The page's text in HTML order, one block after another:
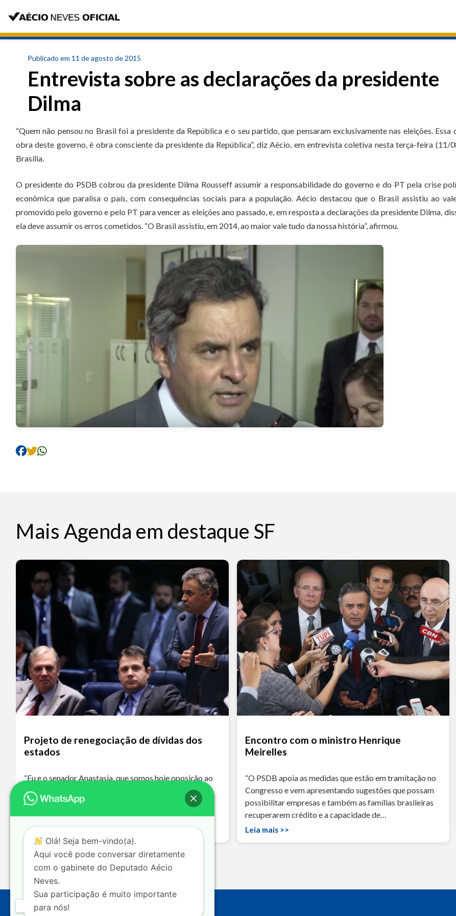
Publicado em 11 de agosto de 2015
Entrevista sobre as declarações da presidente
Dilma
“Quem não pensou no Brasil foi a presidente da República e o seu partido, que pensaram exclusivamente nas eleições. Essa
obra deste governo, é obra consciente da presidente da República”, diz Aécio, em entrevista coletiva nesta terça-feira (11/
Brasília.
O presidente do PSDB cobrou da presidente Dilma Rousseff assumir a responsabilidade do governo e do PT pela crise
econômica que paralisa o país, com consequências sociais para a população. Aécio destacou que o Brasil assistiu ao
promovido pelo governo e pelo PT para vencer as eleições ano passado, e, em resposta a declarações da presidente Dilma,
ela deve assumir os erros cometidos. “O Brasil assistiu, em 2014, ao maior vale tudo da nossa história”, afirmou.
Mais Agenda em destaque SF
Projeto de renegociação de dívidas dos
estados
“Eu e o senador Anastasia, que somos hoje oposição ao
governo de Minas Gerais, que é de um partido de
oposição ao nosso, o PT, votaremos a favor dessa
proposta…
Leia mais >>
Encontro com o ministro Henrique
Meirelles
“O PSDB apoia as medidas que estão em tramitação no
Congresso e vem apresentando sugestões que possam
possibilitar empresas e também as famílias brasileiras
recuperarem crédito e a capacidade de…
Leia mais >>
Olá! Seja bem-vindo(a).
Aqui você pode conversar diretamente
com o gabinete do Deputado Aécio
Neves.
Sua participação é muito importante
para nós!